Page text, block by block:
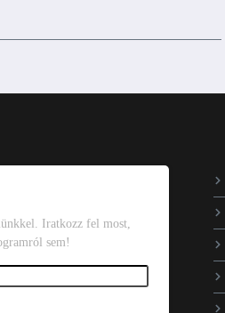
Iratkozz fel most,
sem!